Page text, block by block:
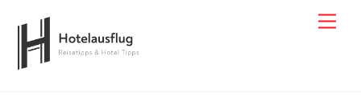
content